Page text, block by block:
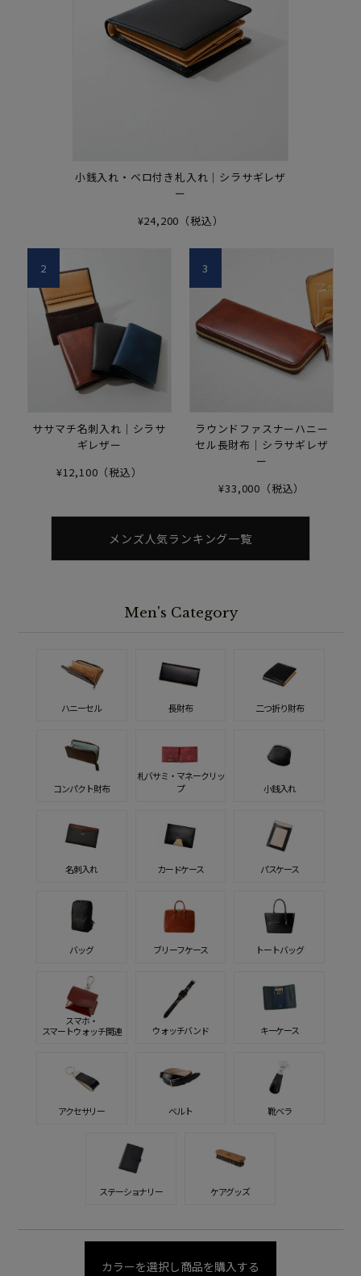
小銭入れ・ベロ付き札入れ｜シラサギレザ
ー
¥24,200（税込）
ササマチ名刺入れ｜シラサ
ギレザー
¥12,100（税込）
2
ラウンドファスナーハニー
セル長財布｜シラサギレザ
ー
¥33,000（税込）
3
メンズ人気ランキング一覧
Men's Category
ハニーセル 長財布 二つ折り財布
コンパクト財布
札バサミ・マネークリッ
プ
小銭入れ
名刺入れ カードケース パスケース
バッグ ブリーフケース トートバッグ
スマホ・
スマートウォッチ関連
ウォッチバンド キーケース
アクセサリー ベルト 靴ベラ
ステーショナリー ケアグッズ
カラーを選択し商品を購入する